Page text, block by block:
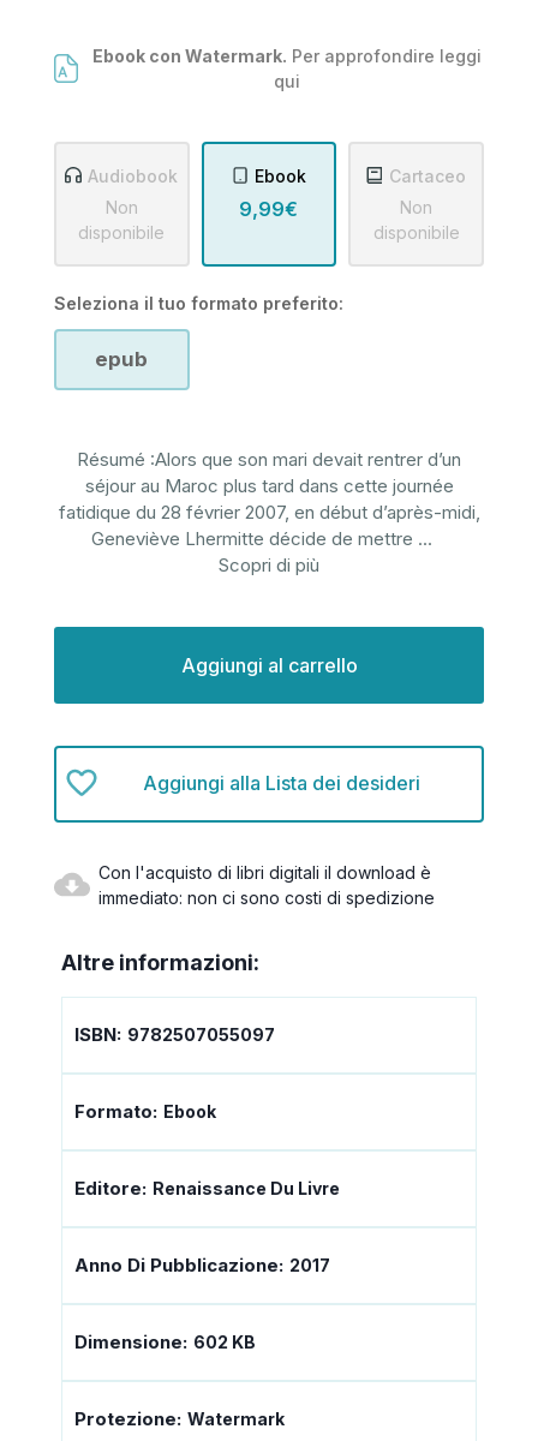
Ebook con Watermark. Per approfondire leggi
qui
Audiobook
Non
disponibile
Ebook
9,99€
Cartaceo
Non
disponibile
Seleziona il tuo formato preferito:
epub
Résumé :Alors que son mari devait rentrer d’un
séjour au Maroc plus tard dans cette journée
fatidique du 28 février 2007, en début d’après-midi,
Geneviève Lhermitte décide de mettre ...
Scopri di più
Aggiungi alla Lista dei desideri
Con l'acquisto di libri digitali il download è
immediato: non ci sono costi di spedizione
Altre informazioni:
ISBN: 9782507055097
Formato: Ebook
Editore: Renaissance Du Livre
Anno Di Pubblicazione: 2017
Dimensione: 602 KB
Protezione: Watermark